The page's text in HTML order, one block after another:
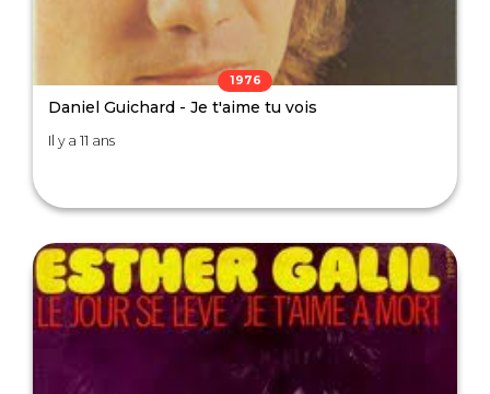
1976
Daniel Guichard - Je t'aime tu vois
Il y a 11 ans